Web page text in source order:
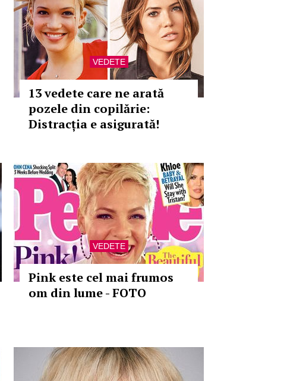
VEDETE
13 vedete care ne arată
pozele din copilărie:
Distracția e asigurată!
VEDETE
Pink este cel mai frumos
om din lume - FOTO